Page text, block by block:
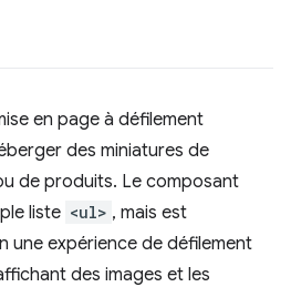
en page à défilement
des miniatures de
de produits. Le composant
liste <ul> , mais est
une expérience de défilement
des images et les